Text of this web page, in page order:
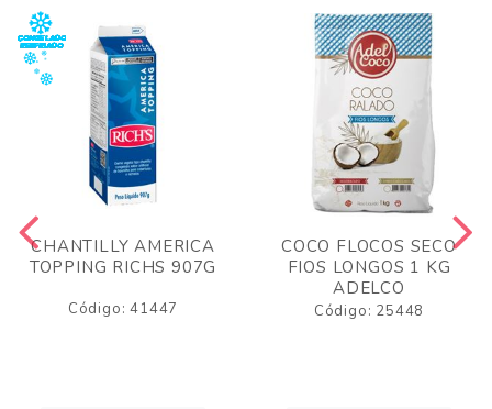
CHANTILLY AMERICA
TOPPING RICHS 907G
Código: 41447
COCO FLOCOS SECO
FIOS LONGOS 1 KG
ADELCO
Código: 25448